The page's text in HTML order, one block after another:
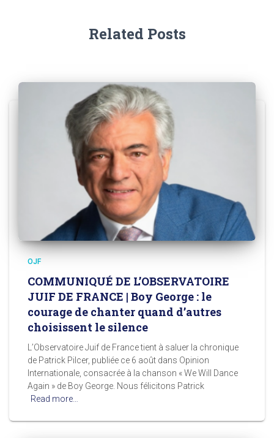
Related Posts
OJF
COMMUNIQUÉ DE L’OBSERVATOIRE
JUIF DE FRANCE | Boy George : le
courage de chanter quand d’autres
choisissent le silence
L’Observatoire Juif de France tient à saluer la chronique
de Patrick Pilcer, publiée ce 6 août dans Opinion
Internationale, consacrée à la chanson « We Will Dance
Again » de Boy George. Nous félicitons Patrick
Read more…